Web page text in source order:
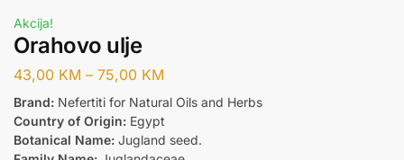
Akcija!
Orahovo ulje
43,00 KM – 75,00 KM
Brand: Nefertiti for Natural Oils and Herbs
Country of Origin: Egypt
Botanical Name: Jugland seed.